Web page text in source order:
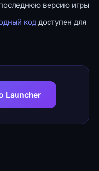
версию игры
код доступен для
Launcher